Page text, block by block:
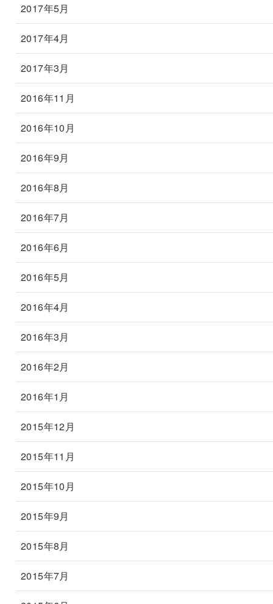
2017年5月
2017年4月
2017年3月
2016年11月
2016年10月
2016年9月
2016年8月
2016年7月
2016年6月
2016年5月
2016年4月
2016年3月
2016年2月
2016年1月
2015年12月
2015年11月
2015年10月
2015年9月
2015年8月
2015年7月